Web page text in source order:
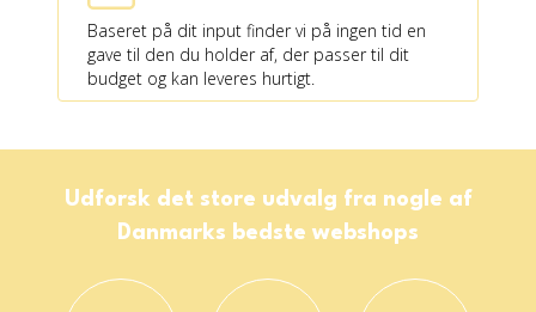
Baseret på dit input finder vi på ingen tid en
gave til den du holder af, der passer til dit
budget og kan leveres hurtigt.
Udforsk det store udvalg fra nogle af
Danmarks bedste webshops